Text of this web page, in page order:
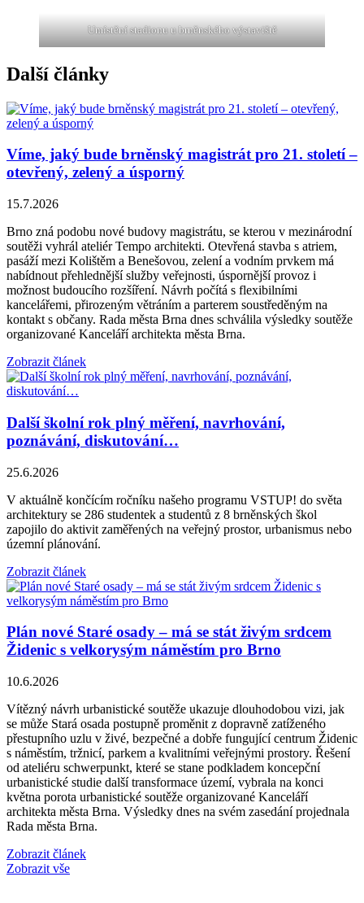
Umístění stadionu u brněnského výstaviště
Další články
Víme, jaký bude brněnský magistrát pro 21. století –
otevřený, zelený a úsporný
15.7.2026
Brno zná podobu nové budovy magistrátu, se kterou v mezinárodní
soutěži vyhrál ateliér Tempo architekti. Otevřená stavba s atriem,
pasáží mezi Kolištěm a Benešovou, zelení a vodním prvkem má
nabídnout přehlednější služby veřejnosti, úspornější provoz i
možnost budoucího rozšíření. Návrh počítá s flexibilními
kancelářemi, přirozeným větráním a parterem soustředěným na
kontakt s občany. Rada města Brna dnes schválila výsledky soutěže
organizované Kanceláří architekta města Brna.
Zobrazit článek
Další školní rok plný měření, navrhování,
poznávání, diskutování…
25.6.2026
V aktuálně končícím ročníku našeho programu VSTUP! do světa
architektury se 286 studentek a studentů z 8 brněnských škol
zapojilo do aktivit zaměřených na veřejný prostor, urbanismus nebo
územní plánování.
Zobrazit článek
Plán nové Staré osady – má se stát živým srdcem
Židenic s velkorysým náměstím pro Brno
10.6.2026
Vítězný návrh urbanistické soutěže ukazuje dlouhodobou vizi, jak
se může Stará osada postupně proměnit z dopravně zatíženého
přestupního uzlu v živé, bezpečné a dobře fungující centrum Židenic
s náměstím, tržnicí, parkem a kvalitními veřejnými prostory. Řešení
od ateliéru schwerpunkt, které se stane podkladem koncepční
urbanistické studie další transformace území, vybrala na konci
května porota urbanistické soutěže organizované Kanceláří
architekta města Brna. Výsledky dnes na svém zasedání projednala
Rada města Brna.
Zobrazit článek
Zobrazit vše